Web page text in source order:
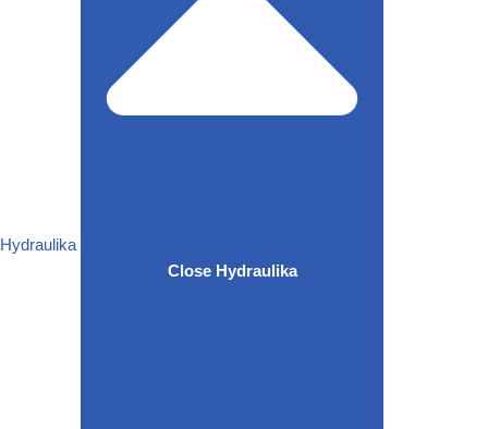
Hydraulika
Close Hydraulika